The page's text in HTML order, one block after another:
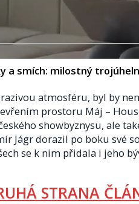
a smích: milostný
atmosféru, byl by
prostoru Máj –
showbyznysu, ale
Jágr dorazil po boku své
se k nim přidala i jeho
STRANA